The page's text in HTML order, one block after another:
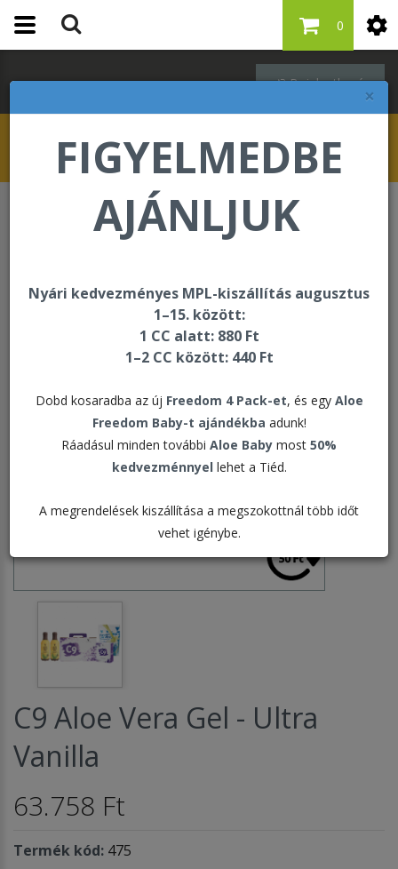
×
FIGYELMEDBE
AJÁNLJUK
Nyári kedvezményes MPL-kiszállítás augusztus
1–15. között:
1 CC alatt: 880 Ft
1–2 CC között: 440 Ft
Dobd kosaradba az új Freedom 4 Pack-et, és egy Aloe
Freedom Baby-t ajándékba adunk!
Ráadásul minden további Aloe Baby most 50%
kedvezménnyel lehet a Tiéd.
A megrendelések kiszállítása a megszokottnál több időt
vehet igénybe.
Bejelentkezés
0
Lendületes életmód
C9 Aloe Vera Gel - Ultra Vanilla
C9 Aloe Vera Gel - Ultra
Vanilla
63.758 Ft
Termék kód: 475